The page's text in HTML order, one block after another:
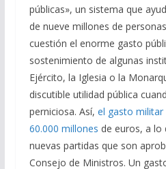
públicas», un sistema que
de nueve millones de
cuestión el enorme gasto
sostenimiento de algunas
Ejército, la Iglesia o la
discutible utilidad pública
perniciosa. Así, el gasto militar
60.000 millones de euros, a lo
nuevas partidas que son
Consejo de Ministros. Un